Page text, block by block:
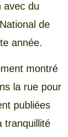
avec du
de
année.
montré
la rue pour
publiées
tranquillité